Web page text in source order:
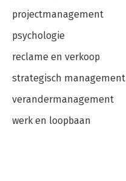
projectmanagement
psychologie
reclame en verkoop
strategisch management
verandermanagement
werk en loopbaan